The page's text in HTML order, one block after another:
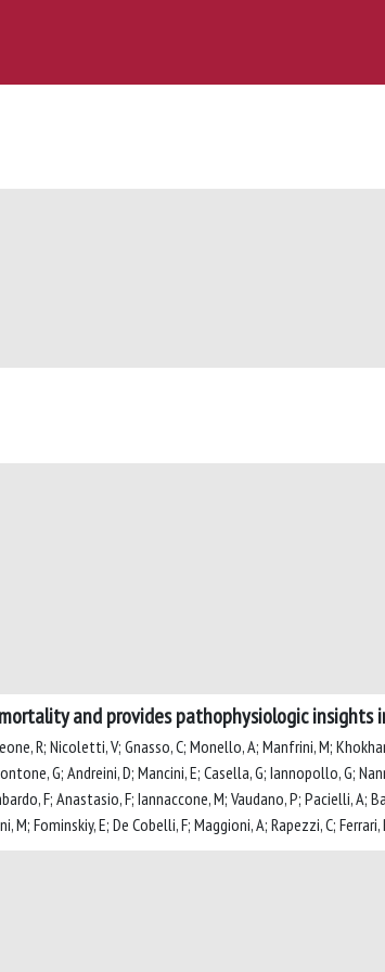
and provides pathophysiologic insights
R; Nicoletti, V; Gnasso, C; Monello, A; Manfrini, M;
G; Andreini, D; Mancini, E; Casella, G; Iannopollo, G;
F; Anastasio, F; Iannaccone, M; Vaudano, P; Pacielli, A;
M; Fominskiy, E; De Cobelli, F; Maggioni, A; Rapezzi, C;